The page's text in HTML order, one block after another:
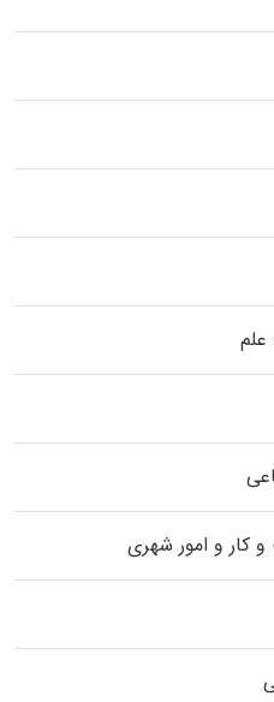
علم
کار و امور شهری